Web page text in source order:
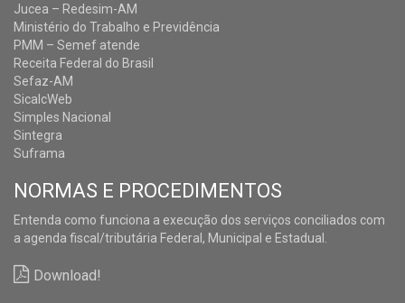
Jucea – Redesim-AM
Ministério do Trabalho e Previdência
PMM – Semef atende
Receita Federal do Brasil
Sefaz-AM
SicalcWeb
Simples Nacional
Sintegra
Suframa
NORMAS E PROCEDIMENTOS
Entenda como funciona a execução dos serviços conciliados com
a agenda fiscal/tributária Federal, Municipal e Estadual.
Download!